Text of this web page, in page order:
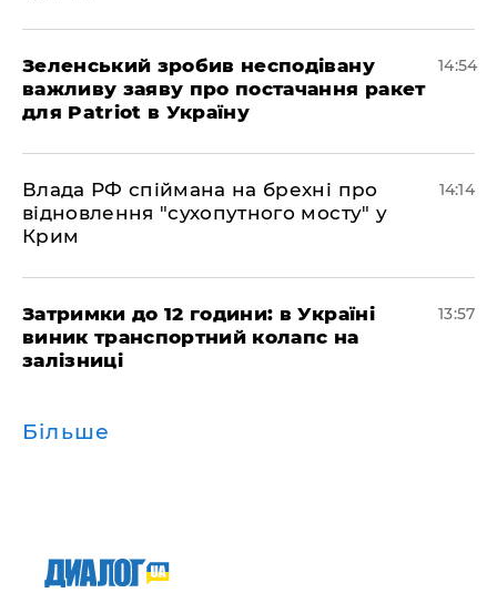
Зеленський зробив несподівану
важливу заяву про постачання ракет
для Patriot в Україну
14:54
Влада РФ спіймана на брехні про
відновлення "сухопутного мосту" у
Крим
14:14
Затримки до 12 години: в Україні
виник транспортний колапс на
залізниці
13:57
Більше